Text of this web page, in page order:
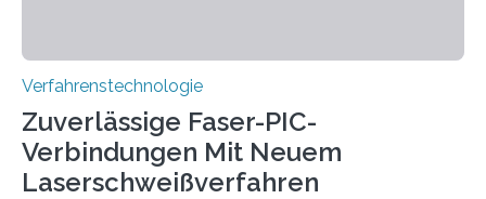
Verfahrenstechnologie
Zuverlässige Faser-PIC-
Verbindungen Mit Neuem
Laserschweißverfahren